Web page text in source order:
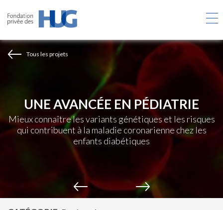
contenu
Tous les projets
UNE AVANCÉE EN PÉDIATRIE
Mieux connaître les variants génétiques et les risques
qui contribuent à la maladie coronarienne chez les
enfants diabétiques